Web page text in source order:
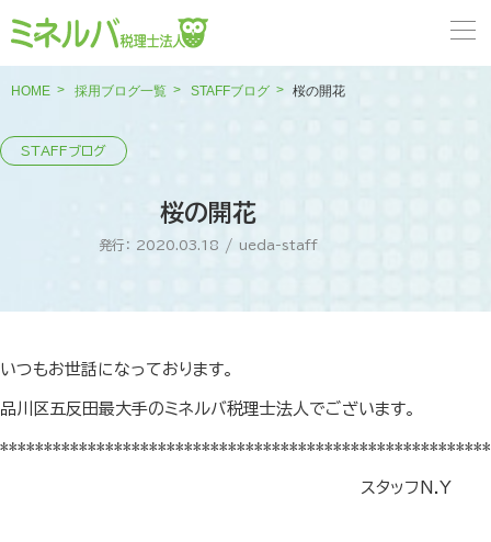
HOME 採用ブログ一覧 STAFFブログ 桜の開花
桜の開花
発行： 2020.03.18 / ueda-staff
いつもお世話になっております。
品川区五反田最大手のミネルバ税理士法人でございます。
スタッフN.Y